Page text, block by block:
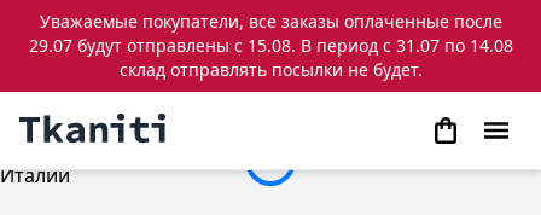
Уважаемые покупатели, все заказы оплаченные после
29.07 будут отправлены с 15.08. В период с 31.07 по 14.08
склад отправлять посылки не будет.